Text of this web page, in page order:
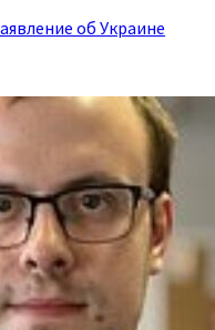
об Украине